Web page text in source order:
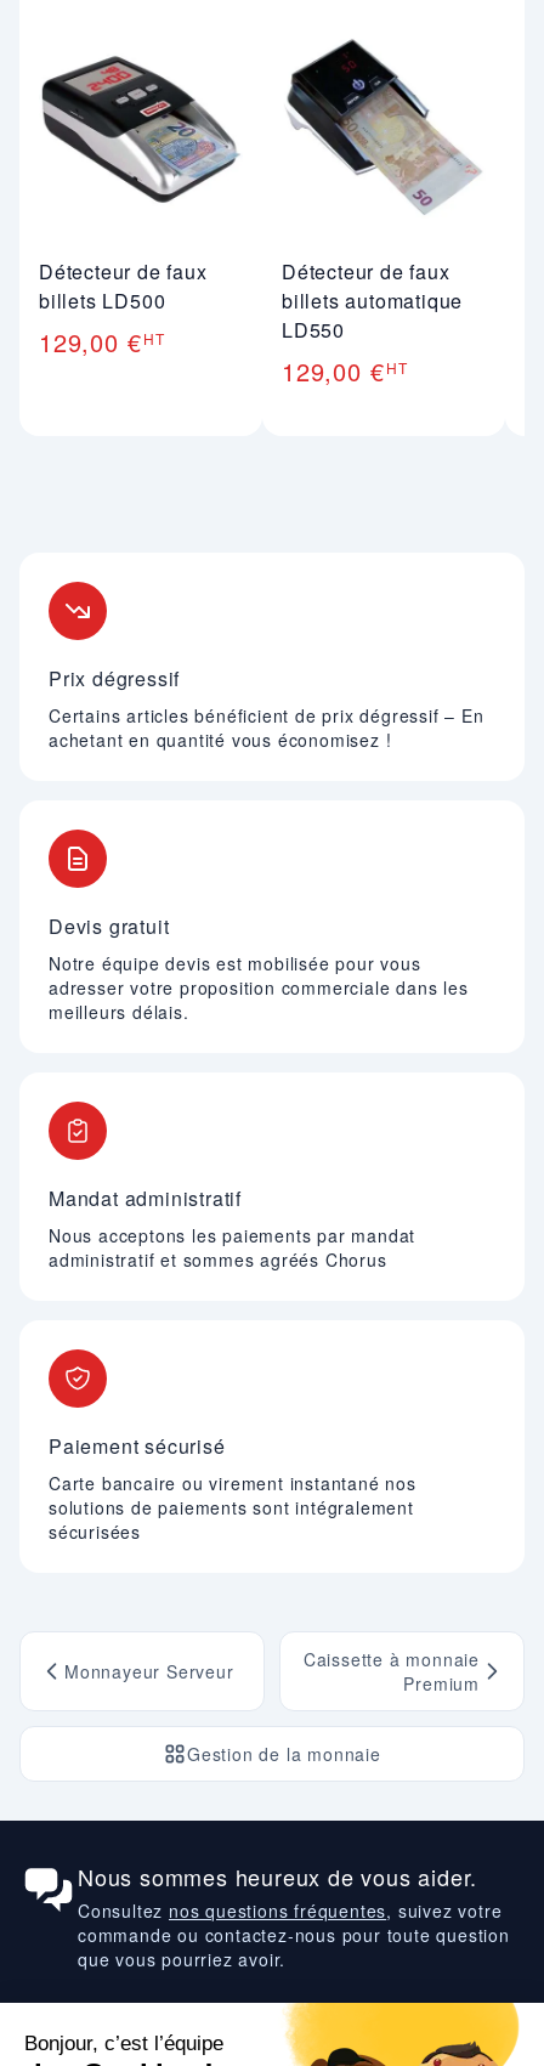
Détecteur de faux
billets LD500
129,00 €HT
Détecteur de faux
billets automatique
LD550
129,00 €HT
Prix dégressif
Certains articles bénéficient de prix dégressif – En
achetant en quantité vous économisez !
Devis gratuit
Notre équipe devis est mobilisée pour vous
adresser votre proposition commerciale dans les
meilleurs délais.
Mandat administratif
Nous acceptons les paiements par mandat
administratif et sommes agréés Chorus
Paiement sécurisé
Carte bancaire ou virement instantané nos
solutions de paiements sont intégralement
sécurisées
Monnayeur Serveur
Gestion de la monnaie
Caissette à monnaie
Premium
Nous sommes heureux de vous aider.
Consultez nos questions fréquentes, suivez votre
commande ou contactez-nous pour toute question
que vous pourriez avoir.
Suivez-nous